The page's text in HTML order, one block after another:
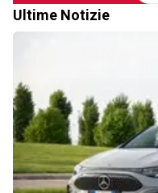
Ultime Notizie